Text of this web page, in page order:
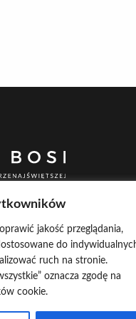
jakość przeglądania,
do
ruch na stronie.
oznacza zgodę na
cookie.